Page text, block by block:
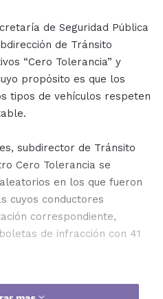
de Seguridad Pública
de Tránsito
“Cero Tolerancia” y
propósito es que los
tipos de vehículos respeten
subdirector de Tránsito
Cero Tolerancia se
en los que fueron
cuyos conductores
correspondiente,
de infracción con 41